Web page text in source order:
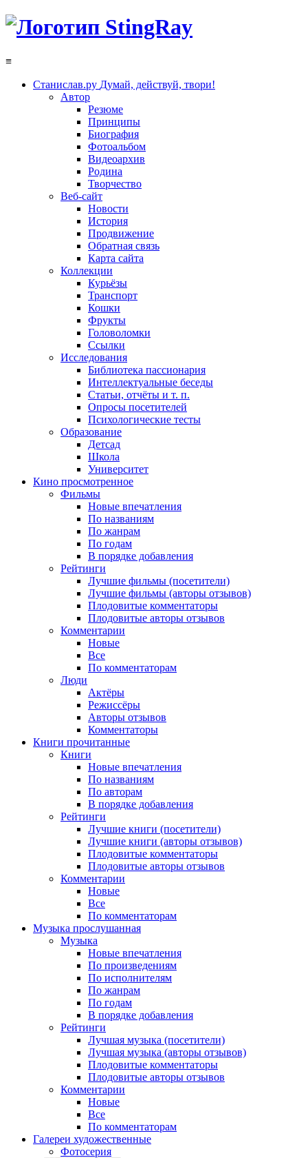
≡
Станислав.ру Думай, действуй, твори!
Автор
Резюме
Принципы
Биография
Фотоальбом
Видеоархив
Родина
Творчество
Веб-сайт
Новости
История
Продвижение
Обратная связь
Карта сайта
Коллекции
Курьёзы
Транспорт
Кошки
Фрукты
Головоломки
Ссылки
Исследования
Библиотека пассионария
Интеллектуальные беседы
Статьи, отчёты и т. п.
Опросы посетителей
Психологические тесты
Образование
Детсад
Школа
Университет
Кино просмотренное
Фильмы
Новые впечатления
По названиям
По жанрам
По годам
В порядке добавления
Рейтинги
Лучшие фильмы (посетители)
Лучшие фильмы (авторы отзывов)
Плодовитые комментаторы
Плодовитые авторы отзывов
Комментарии
Новые
Все
По комментаторам
Люди
Актёры
Режиссёры
Авторы отзывов
Комментаторы
Книги прочитанные
Книги
Новые впечатления
По названиям
По авторам
В порядке добавления
Рейтинги
Лучшие книги (посетители)
Лучшие книги (авторы отзывов)
Плодовитые комментаторы
Плодовитые авторы отзывов
Комментарии
Новые
Все
По комментаторам
Музыка прослушанная
Музыка
Новые впечатления
По произведениям
По исполнителям
По жанрам
По годам
В порядке добавления
Рейтинги
Лучшая музыка (посетители)
Лучшая музыка (авторы отзывов)
Плодовитые комментаторы
Плодовитые авторы отзывов
Комментарии
Новые
Все
По комментаторам
Галереи художественные
Фотосерия